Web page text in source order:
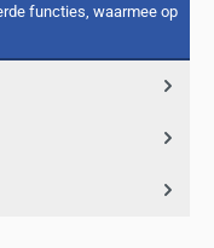
functies, waarmee op